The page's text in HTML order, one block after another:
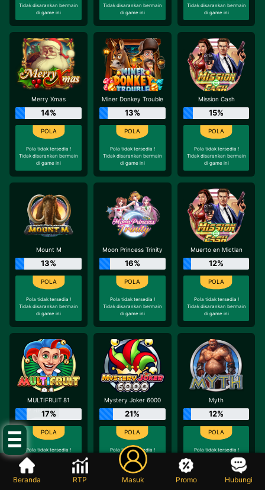
TAP HERE!
Tidak disarankan bermain
di game ini
Tidak disarankan bermain
di game ini
Tidak disarankan bermain
di game ini
Merry Xmas
14%
Pola tidak tersedia !
Tidak disarankan bermain
di game ini
Miner Donkey Trouble
13%
Pola tidak tersedia !
Tidak disarankan bermain
di game ini
Mission Cash
15%
Pola tidak tersedia !
Tidak disarankan bermain
di game ini
Mount M
13%
Pola tidak tersedia !
Tidak disarankan bermain
di game ini
Moon Princess Trinity
16%
Pola tidak tersedia !
Tidak disarankan bermain
di game ini
Muerto en Mictlan
12%
Pola tidak tersedia !
Tidak disarankan bermain
di game ini
MULTIFRUIT 81
17%
Pola tidak tersedia !
Tidak disarankan bermain
Mystery Joker 6000
21%
Pola tidak tersedia !
Tidak disarankan bermain
di game ini
Myth
12%
Pola tidak tersedia !
Tidak disarankan bermain
Beranda RTP Masuk Promo Hubungi